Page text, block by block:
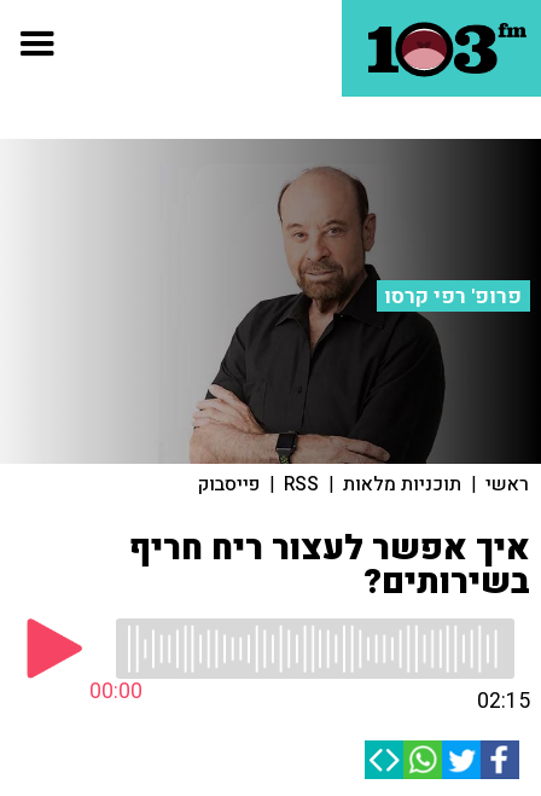
פרופ' רפי קרסו
ראשי | תוכניות מלאות |
RSS
| פייסבוק
איך אפשר לעצור ריח חריף
בשירותים?
00:00 02:15